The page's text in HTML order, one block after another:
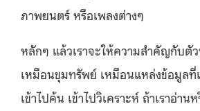
ภาพยนตร์ หรือเพลงต่างๆ
หลักๆ แล้วเราจะให้ความสำคัญกับตั
เหมือนขุมทรัพย์ เหมือนแหล่งข้อมูลที่เ
เข้าไปค้น เข้าไปวิเคราะห์ ถ้าเราอ่า